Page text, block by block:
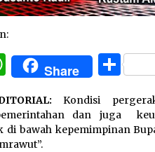
WhatsApp
Share
Kondisi
dan juga
di bawah kepemimpinan